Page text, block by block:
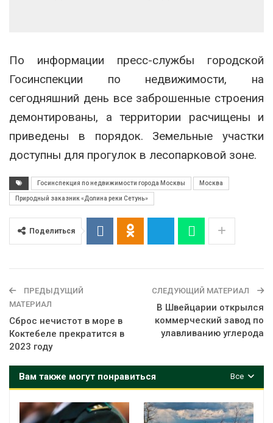
По информации пресс-службы городской
Госинспекции по недвижимости, на
сегодняшний день все заброшенные строения
демонтированы, а территории расчищены и
приведены в порядок. Земельные участки
доступны для прогулок в лесопарковой зоне.
Госинспекция по недвижимости города Москвы Москва
Природный заказник «Долина реки Сетунь»
Поделиться
ПРЕДЫДУЩИЙ
МАТЕРИАЛ
Сброс нечистот в море в
Коктебеле прекратится в
2023 году
СЛЕДУЮЩИЙ МАТЕРИАЛ
В Швейцарии открылся
коммерческий завод по
улавливанию углерода
Все
Вам также могут понравиться